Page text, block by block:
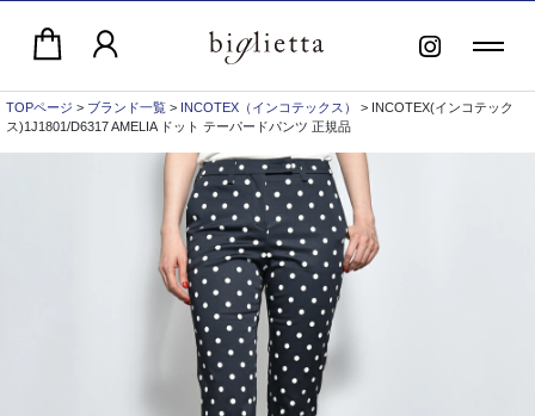
TOPページ > ブランド一覧 > INCOTEX（インコテックス）
> INCOTEX(インコテック
ス)1J1801/D6317 AMELIA ドット テーパードパンツ 正規品